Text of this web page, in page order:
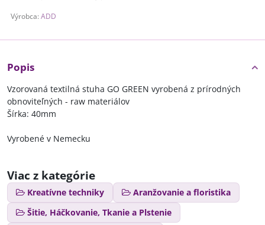
Výrobca: ADD
Popis
Vzorovaná textilná stuha GO GREEN vyrobená z prírodných
obnoviteľných - raw materiálov
Šírka: 40mm
Vyrobené v Nemecku
Viac z kategórie
Kreatívne techniky
Aranžovanie a floristika
Šitie, Háčkovanie, Tkanie a Plstenie